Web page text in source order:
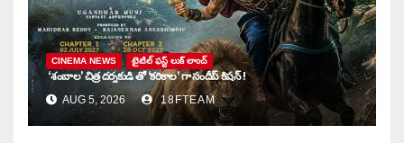
CINEMA NEWS టైటిల్ ఫస్ట్ లుక్ లాంచ్
‘శంబాల’ చిత్ర దర్శకుడి తో ‘కరికాల’ గా సందీప్ కిషన్ !
AUG 5, 2026 18FTEAM